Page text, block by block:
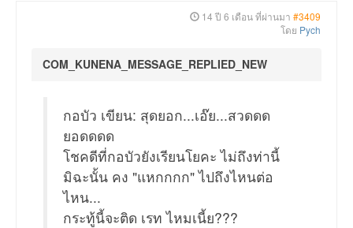
14 ปี 6 เดือน ที่ผ่านมา #3409
โดย Pych
COM_KUNENA_MESSAGE_REPLIED_NEW
กอบัว เขียน: สุดยอก...เอ๊ย...สวดดด
ยอดดดด
โชคดีที่กอบัวยังเรียนโยคะ ไม่ถึงท่านี้
มิฉะนั้น คง "แหกกกก" ไปถึงไหนต่อ
ไหน...
กระทู้นี้จะติด เรท ไหมเนี้ย???